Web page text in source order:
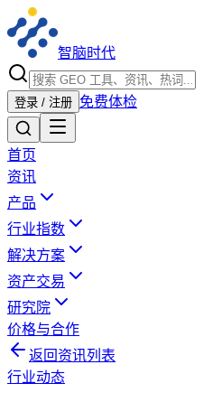
智脑时代
登录 / 注册 免费体检
首页
资讯
产品
行业指数
解决方案
资产交易
研究院
价格与合作
返回资讯列表
行业动态